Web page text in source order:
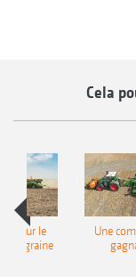
Cela
pour le
Une